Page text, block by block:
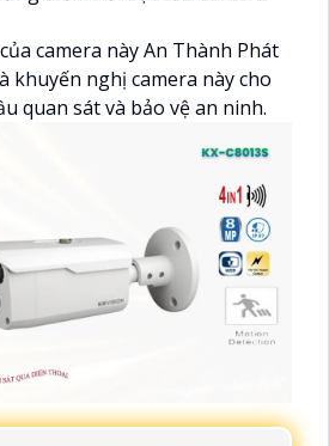
camera này An Thành Phát
khuyến nghị camera này cho
quan sát và bảo vệ an ninh.